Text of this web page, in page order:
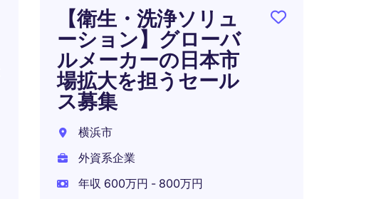
【衛生・洗浄ソリュ
ーション】グローバ
ルメーカーの日本市
場拡大を担うセール
ス募集
横浜市
外資系企業
年収 600万円 - 800万円